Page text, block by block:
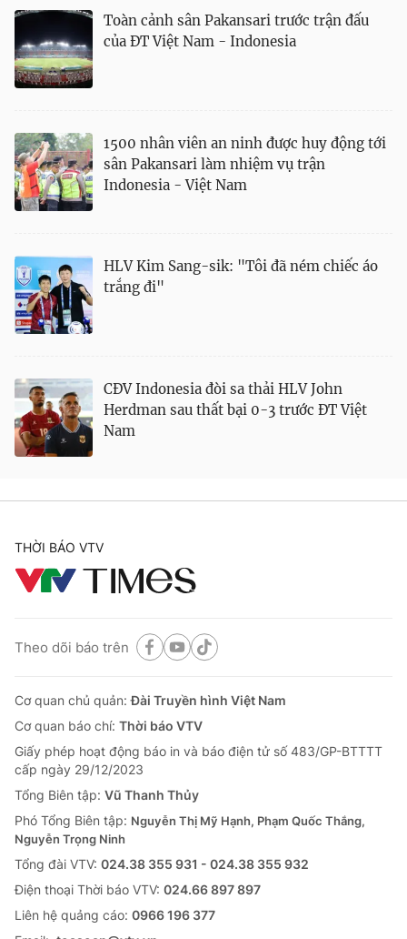
Liên hệ quảng cáo:0966 196 377
Email:toasoan@vtv.vn
® Cấm sao chép dưới mọi hình thức nếu không có sự chấp
thuận bằng văn bản. Ghi rõ nguồn VTV.vn khi phát hành lại
Toàn cảnh sân Pakansari trước trận đấu
của ĐT Việt Nam - Indonesia
1500 nhân viên an ninh được huy động tới
sân Pakansari làm nhiệm vụ trận
Indonesia - Việt Nam
HLV Kim Sang-sik: "Tôi đã ném chiếc áo
trắng đi"
CĐV Indonesia đòi sa thải HLV John
Herdman sau thất bại 0-3 trước ĐT Việt
Nam
THỜI BÁO VTV
Theo dõi báo trên
Cơ quan chủ quản:Đài Truyền hình Việt Nam
Cơ quan báo chí: Thời báo VTV
Giấy phép hoạt động báo in và báo điện tử số 483/GP-BTTTT
cấp ngày 29/12/2023
Tổng Biên tập: Vũ Thanh Thủy
Phó Tổng Biên tập: Nguyễn Thị Mỹ Hạnh, Phạm Quốc Thắng,
Nguyễn Trọng Ninh
Tổng đài VTV: 024.38 355 931 - 024.38 355 932
Ðiện thoại Thời báo VTV: 024.66 897 897
Liên hệ quảng cáo: 0966 196 377